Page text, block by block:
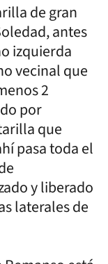
de gran
antes
izquierda
vecinal que
2
por
que
pasa toda el
y liberado
laterales de